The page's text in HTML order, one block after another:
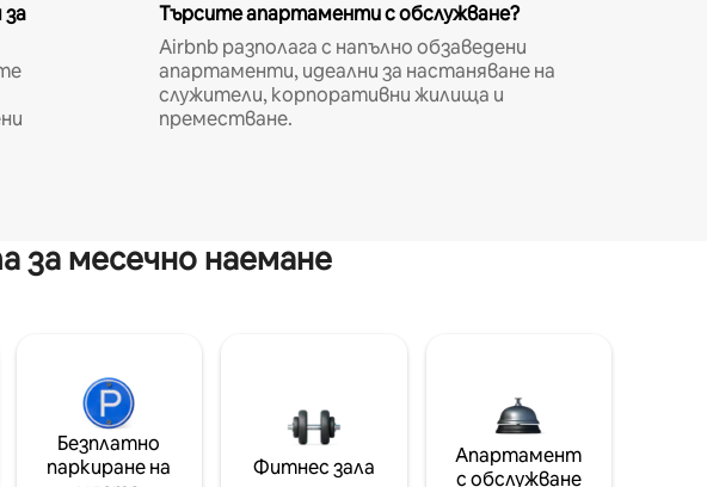
Търсите апартаменти с обслужване?
Airbnb разполага с напълно обзаведени
апартаменти, идеални за настаняване на
служители, корпоративни жилища и
преместване.
за месечно наемане
Безплатно
паркиране на
Фитнес зала
Апартамент
с обслужване